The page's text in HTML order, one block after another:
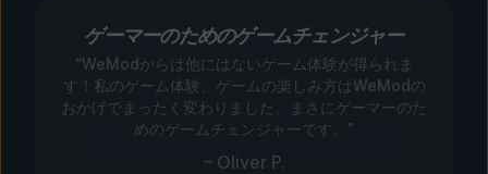
ゲーマーのためのゲームチェンジャー
“WeModからは他にはないゲーム体験が得られま
す！私のゲーム体験、ゲームの楽しみ方はWeModの
おかげでまったく変わりました。まさにゲーマーのた
めのゲームチェンジャーです。”
– Oliver P.